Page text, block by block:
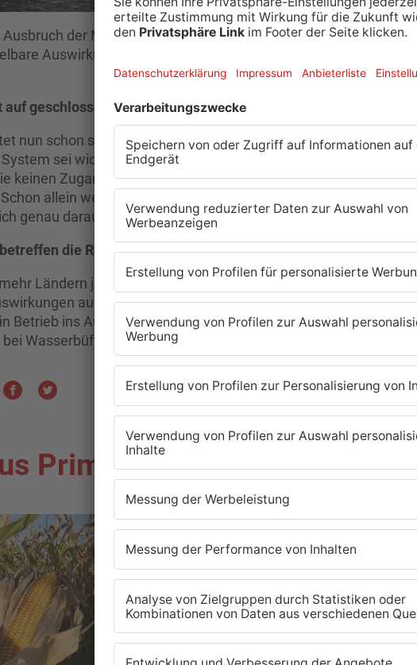
Ausbruch der Maul- und Klauenseuche beschäftigt auch die
Auswirkungen hat das aber nicht, wie eine Primavera-
auf geschlossene Zuchtkreise
nun schon seit fast 25 Jahren in Hösbach-Winzenhohl
sei wichtig, sagte sie zu uns. Bei ihr ist alles eingezäunt,
keinen Zugang zu den Schweineställen, wo aktuell insgesamt
allein wegen der in Südhessen grassierenden
genau darauf, dass das so bleibt.
die Region nicht
Ländern jetzt erlassenen Importverbote für Fleisch aus
auf die Viehzüchter bei uns. Aus dem einfachen
Betrieb ins Ausland exportiert. Bislang ist die Maul- und
Wasserbüffeln diagnostiziert worden.
Primaveraland
TOPNEWS